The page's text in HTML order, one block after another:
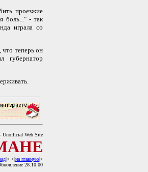
проезжие
боль..." - так
играла со
теперь он
губернатор
Web Site
|> <|на главную|>
28.10.00